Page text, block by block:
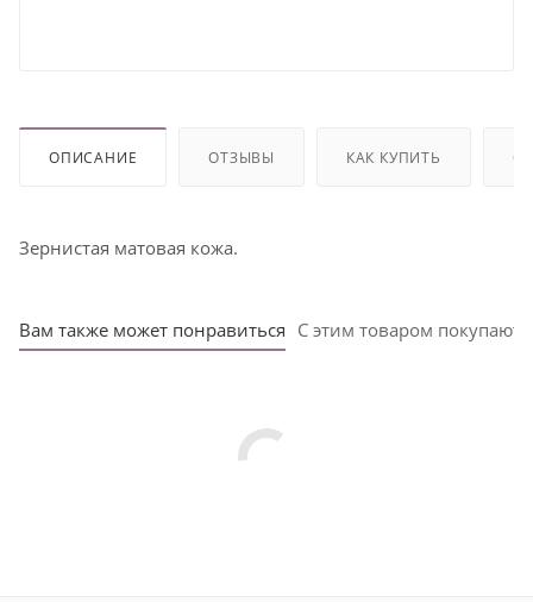
ОПИСАНИЕ ОТЗЫВЫ КАК КУПИТЬ
Зернистая матовая кожа.
Вам также может понравиться С этим товаром покупают